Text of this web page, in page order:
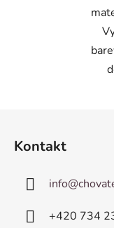
Kontakt
info@
+420 ­734